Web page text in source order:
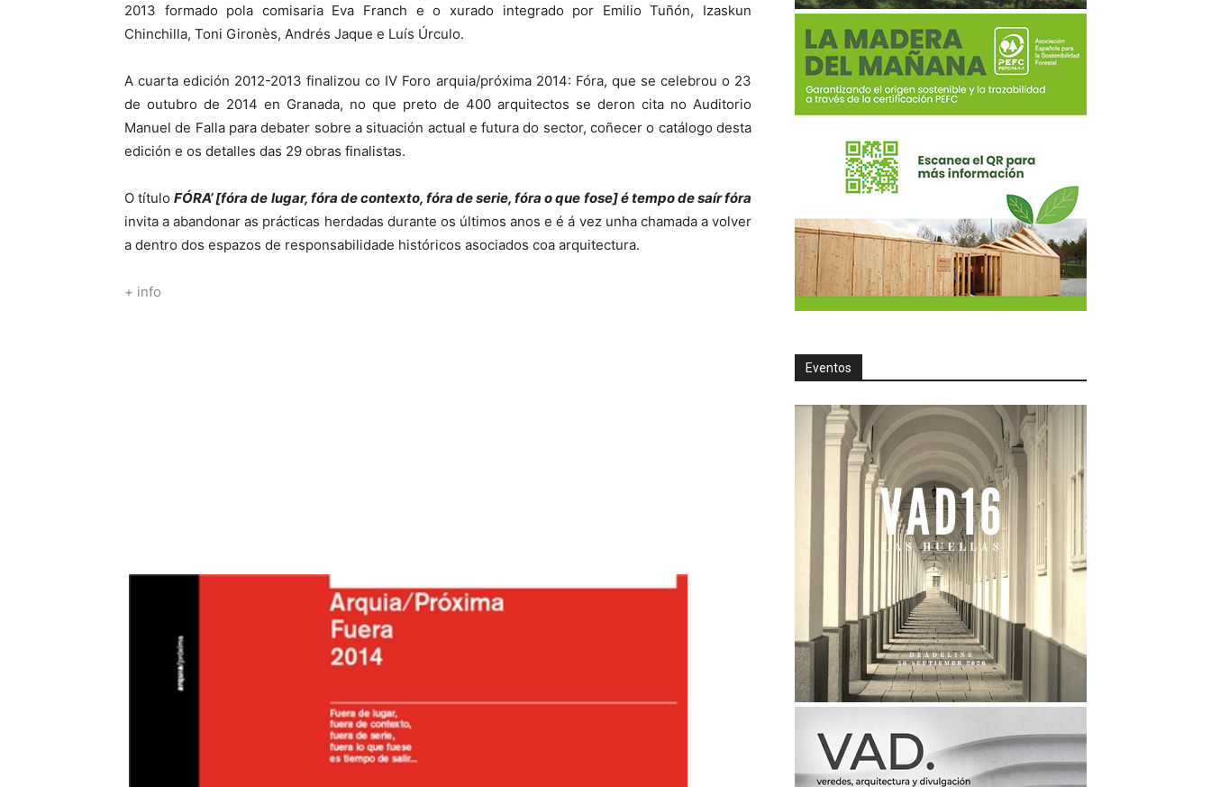
2013 formado pola comisaria Eva Franch e o xurado integrado por Emilio Tuñón, Izaskun
Chinchilla, Toni Gironès, Andrés Jaque e Luís Úrculo.
A cuarta edición 2012-2013 finalizou co IV Foro arquia/próxima 2014: Fóra, que se celebrou o 23
de outubro de 2014 en Granada, no que preto de 400 arquitectos se deron cita no Auditorio
Manuel de Falla para debater sobre a situación actual e futura do sector, coñecer o catálogo desta
edición e os detalles das 29 obras finalistas.
O títuloFÓRA’ [fóra de lugar, fóra de contexto, fóra de serie, fóra o que fose] é tempo de saír fóra
invita a abandonar as prácticas herdadas durante os últimos anos e é á vez unha chamada a volver
a dentro dos espazos de responsabilidade históricos asociados coa arquitectura.
+ info
Eventos